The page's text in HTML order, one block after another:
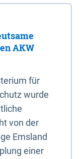
AKW
für
wurde
von der
Emsland
einer